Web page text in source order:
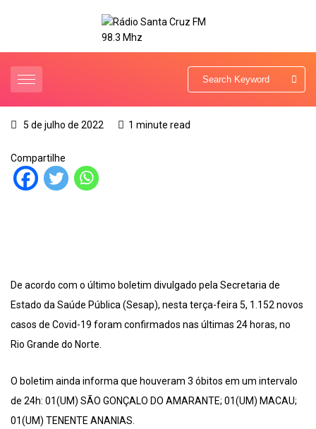
5 de julho de 2022 1 minute read
Compartilhe
De acordo com o último boletim divulgado pela Secretaria de
Estado da Saúde Pública (Sesap), nesta terça-feira 5, 1.152 novos
casos de Covid-19 foram confirmados nas últimas 24 horas, no
Rio Grande do Norte.
O boletim ainda informa que houveram 3 óbitos em um intervalo
de 24h: 01(UM) SÃO GONÇALO DO AMARANTE; 01(UM) MACAU;
01(UM) TENENTE ANANIAS.